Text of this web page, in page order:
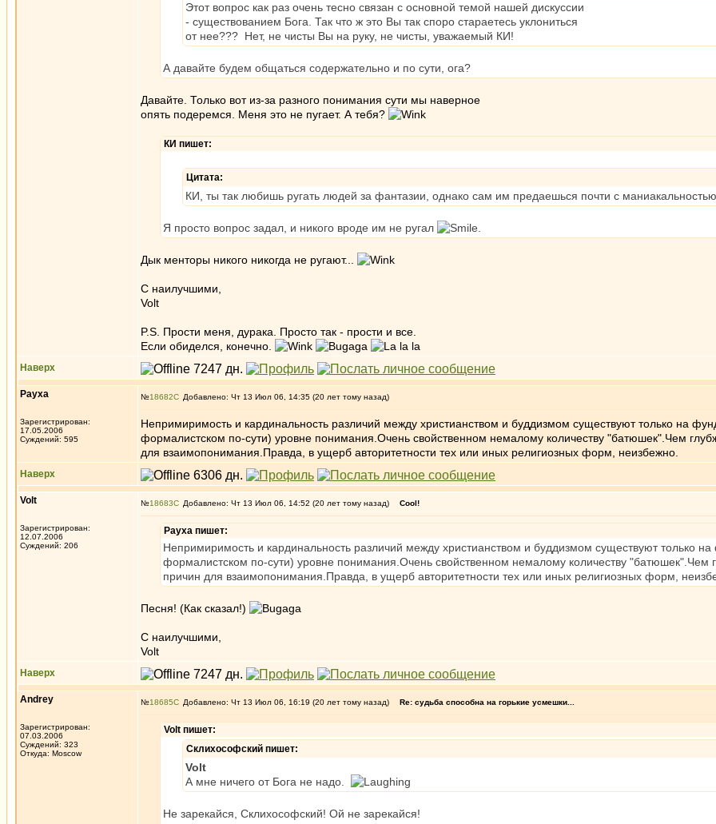
Этот вопрос как раз очень тесно связан с основной темой нашей дискуссии
- существованием Бога. Так что ж это Вы так споро стараетесь уклониться
от нее??? Нет, не чисты Вы на руку, не чисты, уважаемый КИ!
А давайте будем общаться содержательно и по сути, ога?
Давайте. Только вот из-за разного понимания сути мы наверное
опять подеремся. Меня это не пугает. А тебя?
КИ пишет:
Цитата:
КИ, ты так любишь ругать людей за фантазии, однако сам им предаешься почти с
Я просто вопрос задал, и никого вроде им не ругал
Дык менторы никого никогда не ругают...
С наилучшими,
Volt
P.S. Прости меня, дурака. Просто так - прости и все.
Если обиделся, конечно.
Наверх
Рауха
Зарегистрирован:
17.05.2006
Суждений: 595
№18682 Добавлено: Чт 13 Июл 06, 14:35 (20 лет тому назад)
Непримиримость и кардинальность различий между христианством и буддизмом существуют только на
формалистском по-сути) уровне понимания.Очень свойственном немалому количеству "батюшек".Чем
для взаимопонимания.Правда, в ущерб авторитетности тех или иных религиозных форм, неизбежно.
Наверх
Volt
Зарегистрирован:
12.07.2006
Суждений: 206
№18683 Добавлено: Чт 13 Июл 06, 14:52 (20 лет тому назад) Cool!
Рауха пишет:
Непримиримость и кардинальность различий между христианством и буддизмом существуют только
формалистском по-сути) уровне понимания.Очень свойственном немалому количеству
причин для взаимопонимания.Правда, в ущерб авторитетности тех или иных религиозных форм,
Песня! (Как сказал!)
C наилучшими,
Volt
Наверх
Andrey
Зарегистрирован:
07.03.2006
Суждений: 323
Откуда: Moscow
№18685 Добавлено: Чт 13 Июл 06, 16:19 (20 лет тому назад) Re: судьба способна на горькие усмешки...
Volt пишет:
Склихософский пишет:
Volt
А мне ничего от Бога не надо.
Не зарекайся, Склихософский! Ой не зарекайся!